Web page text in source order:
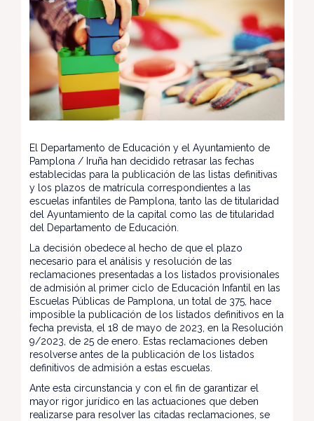
El Departamento de Educación y el Ayuntamiento de
Pamplona / Iruña han decidido retrasar las fechas
establecidas para la publicación de las listas definitivas
y los plazos de matrícula correspondientes a las
escuelas infantiles de Pamplona, tanto las de titularidad
del Ayuntamiento de la capital como las de titularidad
del Departamento de Educación.
La decisión obedece al hecho de que el plazo
necesario para el análisis y resolución de las
reclamaciones presentadas a los listados provisionales
de admisión al primer ciclo de Educación Infantil en las
Escuelas Públicas de Pamplona, un total de 375, hace
imposible la publicación de los listados definitivos en la
fecha prevista, el 18 de mayo de 2023, en la Resolución
9/2023, de 25 de enero. Estas reclamaciones deben
resolverse antes de la publicación de los listados
definitivos de admisión a estas escuelas.
Ante esta circunstancia y con el fin de garantizar el
mayor rigor jurídico en las actuaciones que deben
realizarse para resolver las citadas reclamaciones, se